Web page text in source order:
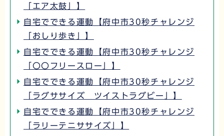
「エア太鼓」】
自宅でできる運動【府中市30秒チャレンジ
「おしり歩き」】
自宅でできる運動【府中市30秒チャレンジ
「〇〇フリースロー」】
自宅でできる運動【府中市30秒チャレンジ
「ラグササイズ ツイストラグビー」】
自宅でできる運動【府中市30秒チャレンジ
「ラリーテニササイズ」】